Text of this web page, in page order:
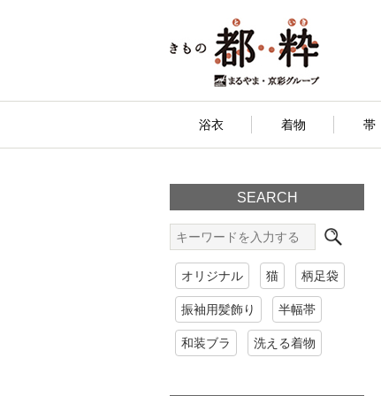
浴衣 着物 帯
SEARCH
オリジナル 猫 柄足袋
振袖用髪飾り 半幅帯
和装ブラ 洗える着物